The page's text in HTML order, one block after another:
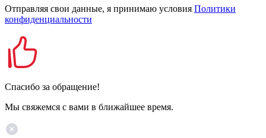
Отправляя свои данные, я принимаю условия Политики
конфиденциальности
Спасибо за обращение!
Мы свяжемся с вами в ближайшее время.